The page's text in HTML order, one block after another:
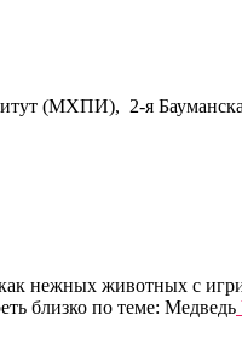
(МХПИ), 2-я
нежных животных с
близко по теме: Медведь